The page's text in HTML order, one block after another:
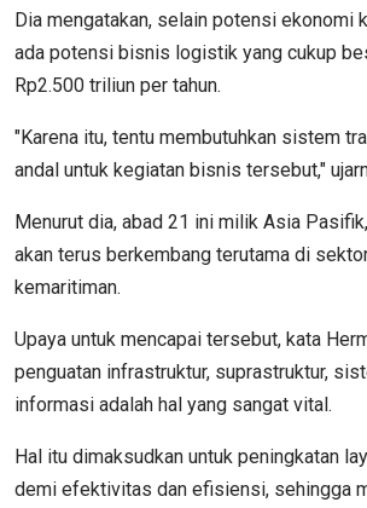
Dia mengatakan, selain potensi ekonomi
ada potensi bisnis logistik yang cukup
Rp2.500 triliun per tahun.
"Karena itu, tentu membutuhkan sistem
andal untuk kegiatan bisnis tersebut,"
Menurut dia, abad 21 ini milik Asia
akan terus berkembang terutama di
kemaritiman.
Upaya untuk mencapai tersebut, kata
penguatan infrastruktur, suprastruktur,
informasi adalah hal yang sangat vital.
Hal itu dimaksudkan untuk peningkatan
demi efektivitas dan efisiensi, sehingga